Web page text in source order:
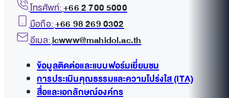
โทรศัพท์:+66 2 700 5000
มือถือ:+66 98 269 0302
อีเมล:icwww@mahidol.ac.th
ข้อมูลติดต่อและแบบฟอร์มเยี่ยมชม
การประเมินคุณธรรมและความโปร่งใส (ITA)
สื่อและเอกลักษณ์องค์กร